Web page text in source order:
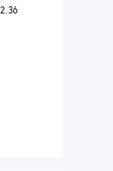
2.36